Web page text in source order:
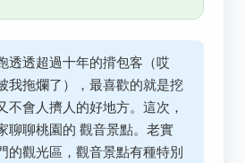
透透超過十年的揹包客（哎
我拖爛了），最喜歡的就是挖
不會人擠人的好地方。這次，
聊聊桃園的 觀音景點。老實
的觀光區，觀音景點有種特別